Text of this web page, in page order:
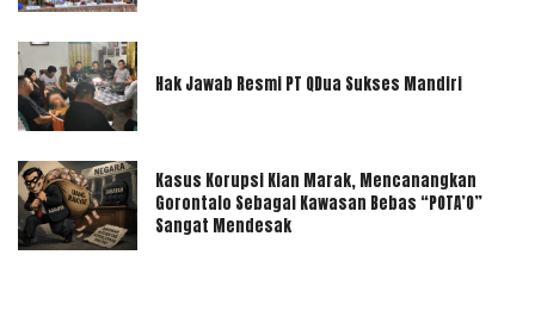
Hak Jawab Resmi PT QDua Sukses Mandiri
Kasus Korupsi Kian Marak, Mencanangkan
Gorontalo Sebagai Kawasan Bebas “POTA’O”
Sangat Mendesak